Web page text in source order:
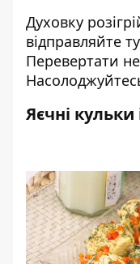
Духовку
відправляйте
Перевертати
Яєчні кульки